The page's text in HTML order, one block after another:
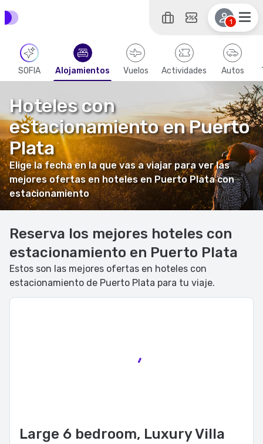
1
SOFIA Alojamientos Vuelos Actividades Autos
Hoteles con
estacionamiento en Puerto
Plata
Elige la fecha en la que vas a viajar para ver las
mejores ofertas en hoteles en Puerto Plata con
estacionamiento
Reserva los mejores hoteles con
estacionamiento en Puerto Plata
Estos son las mejores ofertas en hoteles con
estacionamiento de Puerto Plata para tu viaje.
Large 6 bedroom, Luxury Villa